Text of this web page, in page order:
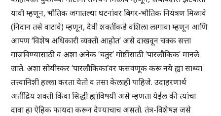
यावी म्हणून, भौतिक जगातल्या घटनांवर बिगर-भौतिक नियंत्रण मिळावे
(निदान तसे वाटावे) म्हणून, दैवी शक्तींकडे वशिला लागावा म्हणून आणि
आपण ‘विशेष अधिकारी व्यक्ती आहोत’ असे दाखवून चक्क सत्ता
गाजविण्यासाठी व अशा अनेक ‘चतुर’ गोष्टींसाठी ‘पारलौकिक’ मानले
जाते. अशा सोयीस्कर ‘पारलौकिका’वर फसवणूक करू नये ह्या साध्या
तत्त्वानिशी हल्ला करता येतो व तसा केलाही पाहिजे. उदाहरणार्थ
अतींद्रिय शक्ती किंवा सिद्धी ह्यांविषयी असे म्हणता येईल की त्यांचा
दावा हा ऐहिक फायदा करून देण्याचाच असतो. तंत्र-विशेषज्ञ जसे